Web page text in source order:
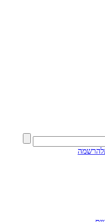
להרשמה